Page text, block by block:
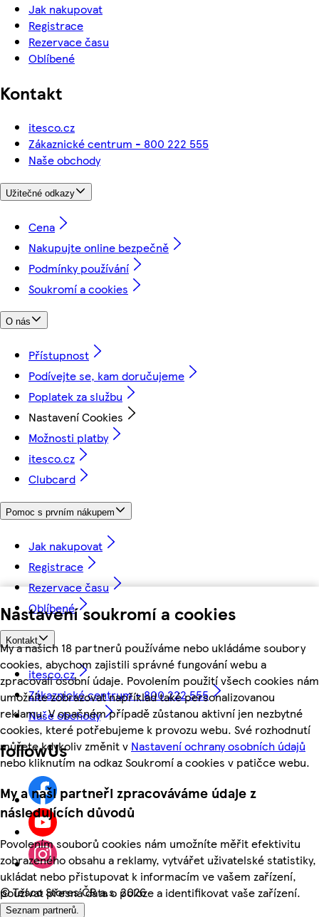
Nastavení soukromí a cookies
My a našich 18 partnerů používáme nebo ukládáme soubory
cookies, abychom zajistili správné fungování webu a
zpracovali osobní údaje. Povolením použití všech cookies nám
umožníte zobrazovat například také personalizovanou
reklamu. V opačném případě zůstanou aktivní jen nezbytné
cookies, které potřebujeme k provozu webu. Své rozhodnutí
můžete kdykoliv změnit v Nastavení ochrany osobních údajů
nebo kliknutím na odkaz Soukromí a cookies v patičce webu.
My a naši partneři zpracováváme údaje z
následujících důvodů
Povolením souborů cookies nám umožníte měřit efektivitu
zobrazeného obsahu a reklamy, vytvářet uživatelské statistiky,
ukládat nebo přistupovat k informacím ve vašem zařízení,
používat přesná data o poloze a identifikovat vaše zařízení.
Seznam partnerů.
Jak nakupovat
Registrace
Rezervace času
Oblíbené
Kontakt
itesco.cz
Zákaznické centrum - 800 222 555
Naše obchody
Užitečné odkazy
Cena
Nakupujte online bezpečně
Podmínky používání
Soukromí a cookies
O nás
Přístupnost
Podívejte se, kam doručujeme
Poplatek za službu
Nastavení Cookies
Možnosti platby
itesco.cz
Clubcard
Pomoc s prvním nákupem
Jak nakupovat
Registrace
Rezervace času
Oblíbené
Kontakt
itesco.cz
Zákaznické centrum - 800 222 555
Naše obchody
followUs
©Tesco Stores ČR a.s. 2026